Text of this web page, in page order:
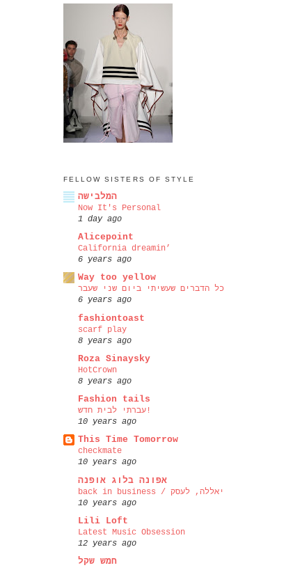
FELLOW SISTERS OF STYLE
המלבישה
Now It's Personal
1 day ago
Alicepoint
California dreamin’
6 years ago
Way too yellow
כל הדברים שעשיתי ביום שני שעבר
6 years ago
fashiontoast
scarf play
8 years ago
Roza Sinaysky
HotCrown
8 years ago
Fashion tails
עברתי לבית חדש!
10 years ago
This Time Tomorrow
checkmate
10 years ago
אפונה בלוג אופנה
back in business / יאללה, לעסק
10 years ago
Lili Loft
Latest Music Obsession
12 years ago
חמש שקל